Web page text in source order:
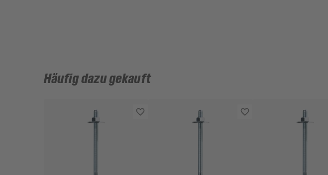
Häufig dazu gekauft